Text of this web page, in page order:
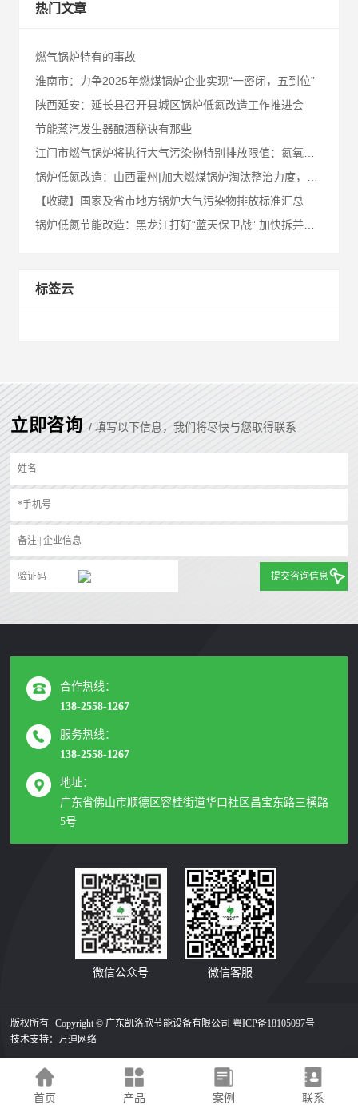
热门文章
燃气锅炉特有的事故
淮南市：力争2025年燃煤锅炉企业实现“一密闭，五到位”
陕西延安：延长县召开县城区锅炉低氮改造工作推进会
节能蒸汽发生器酿酒秘诀有那些
【收藏】国家及省市地方锅炉大气污染物排放标准汇总
锅炉低氮节能改造：黑龙江打好“蓝天保卫战” 加快拆并淘汰燃煤锅炉
标签云
立即咨询 / 填写以下信息，我们将尽快与您取得联系
提交咨询信息
合作热线：
138-2558-1267
服务热线：
138-2558-1267
地址：
广东省佛山市顺德区容桂街道华口社区昌宝东路三横路
5号
微信公众号 微信客服
版权所有 Copyright © 广东凯洛欣节能设备有限公司粤ICP备18105097号
技术支持：万迪网络
首页 产品 案例 联系